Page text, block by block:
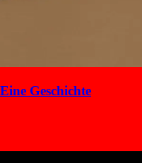
Geschichte